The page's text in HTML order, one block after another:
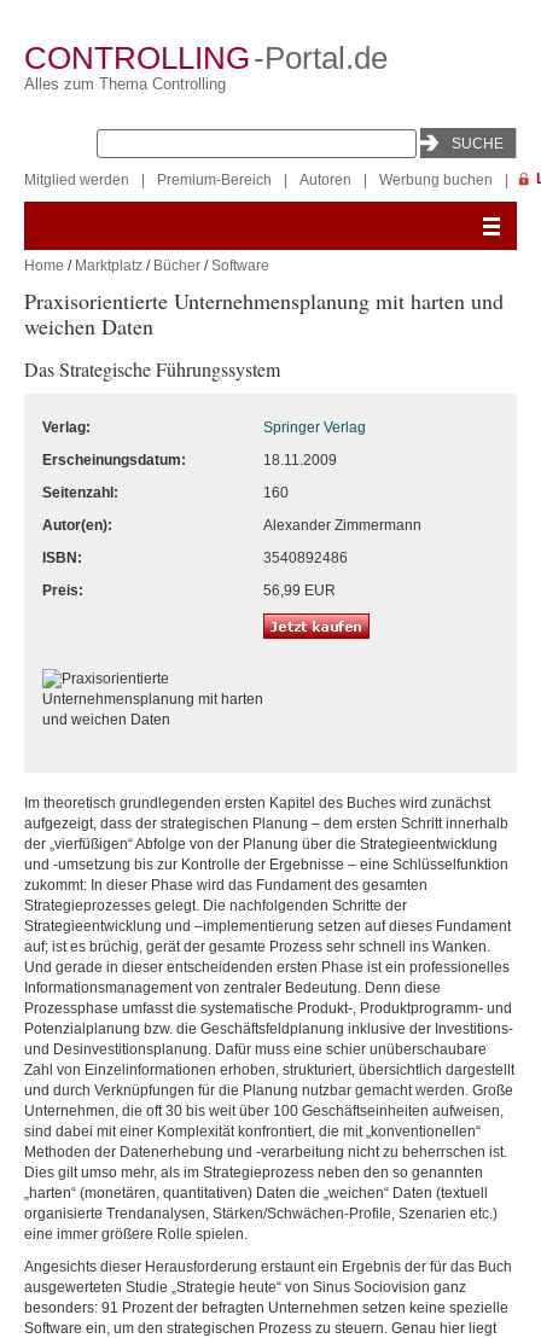
CONTROLLING-Portal.de
Alles zum Thema Controlling
Mitglied werden Premium-Bereich Autoren Werbung buchen
Home / Marktplatz / Bücher /Software
Praxisorientierte Unternehmensplanung mit harten und
weichen Daten
Das Strategische Führungssystem
Verlag:
Springer Verlag
Erscheinungsdatum:
18.11.2009
Seitenzahl:
160
Autor(en):
Alexander Zimmermann
ISBN:
3540892486
Preis:
56,99 EUR
Im theoretisch grundlegenden ersten Kapitel des Buches wird zunächst
aufgezeigt, dass der strategischen Planung – dem ersten Schritt innerhalb
der „vierfüßigen“ Abfolge von der Planung über die Strategieentwicklung
und -umsetzung bis zur Kontrolle der Ergebnisse – eine Schlüsselfunktion
zukommt: In dieser Phase wird das Fundament des gesamten
Strategieprozesses gelegt. Die nachfolgenden Schritte der
Strategieentwicklung und –implementierung setzen auf dieses Fundament
auf; ist es brüchig, gerät der gesamte Prozess sehr schnell ins Wanken.
Und gerade in dieser entscheidenden ersten Phase ist ein professionelles
Informationsmanagement von zentraler Bedeutung. Denn diese
Prozessphase umfasst die systematische Produkt-, Produktprogramm- und
Potenzialplanung bzw. die Geschäftsfeldplanung inklusive der Investitions-
und Desinvestitionsplanung. Dafür muss eine schier unüberschaubare
Zahl von Einzelinformationen erhoben, strukturiert, übersichtlich dargestellt
und durch Verknüpfungen für die Planung nutzbar gemacht werden. Große
Unternehmen, die oft 30 bis weit über 100 Geschäftseinheiten aufweisen,
sind dabei mit einer Komplexität konfrontiert, die mit „konventionellen“
Methoden der Datenerhebung und -verarbeitung nicht zu beherrschen ist.
Dies gilt umso mehr, als im Strategieprozess neben den so genannten
„harten“ (monetären, quantitativen) Daten die „weichen“ Daten (textuell
organisierte Trendanalysen, Stärken/Schwächen-Profile, Szenarien etc.)
eine immer größere Rolle spielen.
Angesichts dieser Herausforderung erstaunt ein Ergebnis der für das Buch
ausgewerteten Studie „Strategie heute“ von Sinus Sociovision ganz
besonders: 91 Prozent der befragten Unternehmen setzen keine spezielle
Software ein, um den strategischen Prozess zu steuern. Genau hier liegt